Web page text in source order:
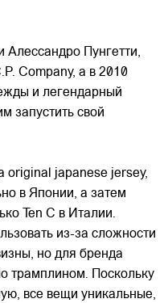
Пунгетти,
Сompany, а в 2010
и легендарный
запустить свой
original japanese jersey,
в Японии, а затем
Ten C в Италии.
из-за сложности
но для бренда
трамплином. Поскольку
все вещи уникальные,